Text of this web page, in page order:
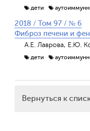
дети
2018 / Том 97 / № 6
Фиброз печени и
А.Е. Лаврова, Е.Ю.
дети
Вернуться к